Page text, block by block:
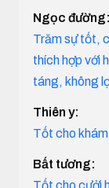
Ngọc đường:
Trăm sự tốt,
thích hợp với
táng, không
Thiên y:
Tốt cho
Bất tương:
Tốt cho cưởi